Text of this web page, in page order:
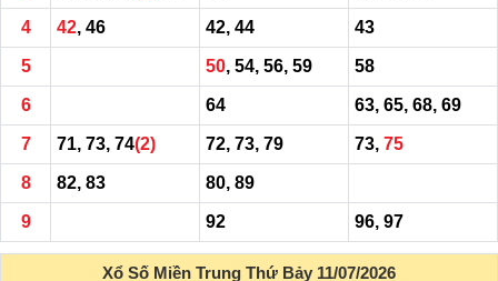
4 42, 46 42, 44 43
5 50, 54, 56, 59 58
6 64 63, 65, 68, 69
7 71, 73, 74(2) 72, 73, 79 73, 75
8 82, 83 80, 89
9 92 96, 97
Xổ Số Miền Trung Thứ Bảy 11/07/2026